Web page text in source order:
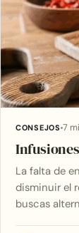
CONSEJOS 7
La falta de
disminuir el
buscas